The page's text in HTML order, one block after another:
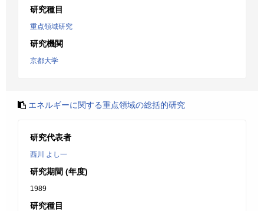
研究種目
重点領域研究
研究機関
京都大学
エネルギーに関する重点領域の総括的研究
研究代表者
西川 よし一
研究期間 (年度)
1989
研究種目